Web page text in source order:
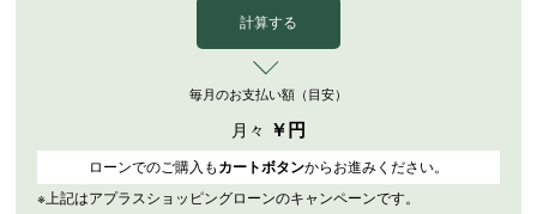
計算する
毎月のお支払い額（目安）
月々 ￥ 円
ローンでのご購入も カートボタンからお進みください。
※上記はアプラスショッピングローンのキャンペーンです。